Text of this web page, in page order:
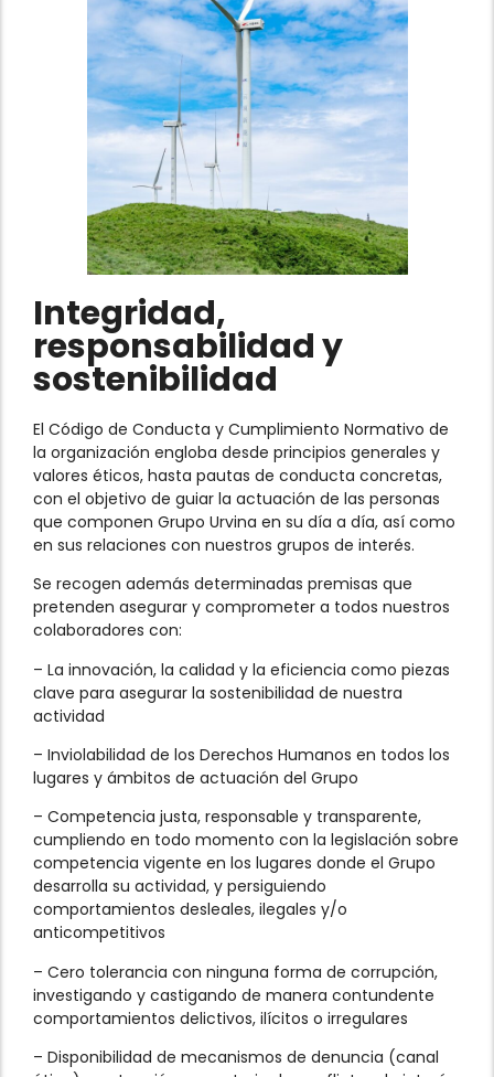
Integridad,
responsabilidad y
sostenibilidad
El Código de Conducta y Cumplimiento Normativo de
la organización engloba desde principios generales y
valores éticos, hasta pautas de conducta concretas,
con el objetivo de guiar la actuación de las personas
que componen Grupo Urvina en su día a día, así como
en sus relaciones con nuestros grupos de interés.
Se recogen además determinadas premisas que
pretenden asegurar y comprometer a todos nuestros
colaboradores con:
– La innovación, la calidad y la eficiencia como piezas
clave para asegurar la sostenibilidad de nuestra
actividad
– Inviolabilidad de los Derechos Humanos en todos los
lugares y ámbitos de actuación del Grupo
– Competencia justa, responsable y transparente,
cumpliendo en todo momento con la legislación sobre
competencia vigente en los lugares donde el Grupo
desarrolla su actividad, y persiguiendo
comportamientos desleales, ilegales y/o
anticompetitivos
– Cero tolerancia con ninguna forma de corrupción,
investigando y castigando de manera contundente
comportamientos delictivos, ilícitos o irregulares
– Disponibilidad de mecanismos de denuncia (canal